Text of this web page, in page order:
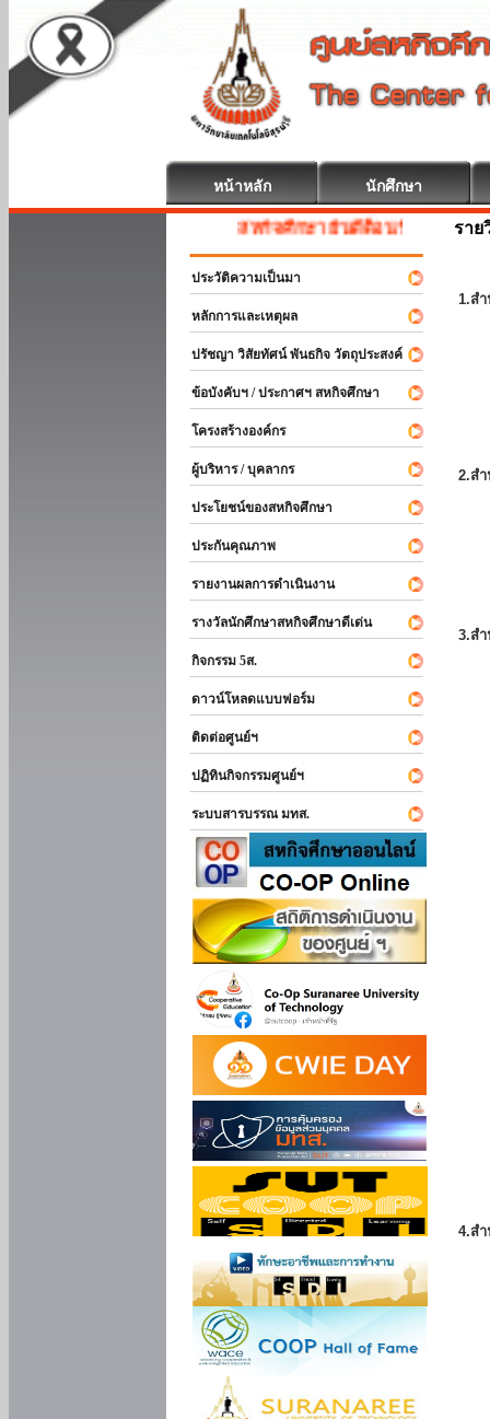
หน้าหลัก นักศึกษา
สหกิจศึกษา ยินดีต้อนรับ
ประวัติความเป็นมา
หลักการและเหตุผล
ปรัชญา วิสัยทัศน์ พันธกิจ วัตถุประสงค์
ข้อบังคับฯ / ประกาศฯ สหกิจศึกษา
โครงสร้างองค์กร
ผู้บริหาร / บุคลากร
ประโยชน์ของสหกิจศึกษา
ประกันคุณภาพ
รายงานผลการดำเนินงาน
รางวัลนักศึกษาสหกิจศึกษาดีเด่น
กิจกรรม 5ส.
ดาวน์โหลดแบบฟอร์ม
ติดต่อศูนย์ฯ
ปฏิทินกิจกรรมศูนย์ฯ
ระบบสารบรรณ มทส.
ราย
1.ส
2.ส
3.ส
4.ส